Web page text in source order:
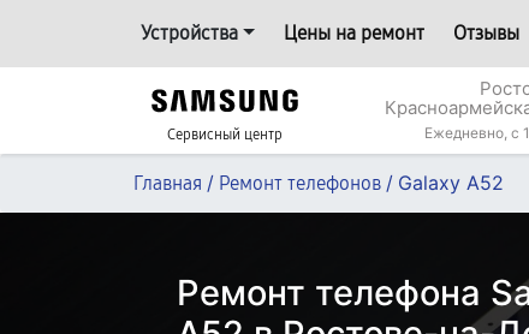
Устройства Цены на ремонт Отзывы
Сервисный центр
Ежедневно, с
Главная / Ремонт телефонов / Galaxy A52
Ремонт телефона